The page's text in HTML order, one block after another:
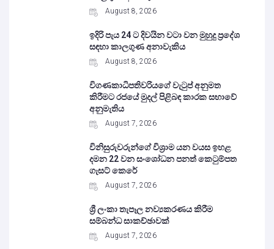
August 8, 2026
ඉදිරි පැය 24 ට දිවයින වටා වන මුහුදු ප්‍රදේශ
සඳහා කාලගුණ අනාවැකිය
August 8, 2026
විගණකාධිපතිවරියගේ වැටුප් අනුමත
කිරීමට රජයේ මුදල් පිළිබඳ කාරක සභාවේ
අනුමැතිය
August 7, 2026
විනිසුරුවරුන්ගේ විශ්‍රාම යන වයස ඉහළ
දමන 22 වන සංශෝධන පනත් කෙටුම්පත
ගැසට් කෙරේ
August 7, 2026
ශ්‍රී ලංකා තැපෑල නව්‍යකරණය කිරීම
සම්බන්ධ සාකච්ඡාවක්
August 7, 2026